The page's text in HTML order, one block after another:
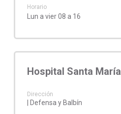
Horario
Lun a vier 08 a 16
Hospital Santa María
Dirección
| Defensa y Balbín